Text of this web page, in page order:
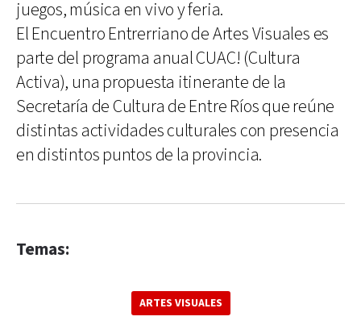
juegos, música en vivo y feria.
El Encuentro Entrerriano de Artes Visuales es
parte del programa anual CUAC! (Cultura
Activa), una propuesta itinerante de la
Secretaría de Cultura de Entre Ríos que reúne
distintas actividades culturales con presencia
en distintos puntos de la provincia.
Temas:
ARTES VISUALES